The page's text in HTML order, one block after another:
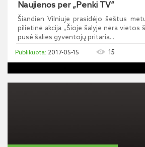
Naujienos per „Penki TV“
Šiandien Vilniuje prasidėjo šeštus
pilietinė akcija „Šioje šalyje nėra vietos
pusė šalies gyventojų pritaria...
2017-05-15 15